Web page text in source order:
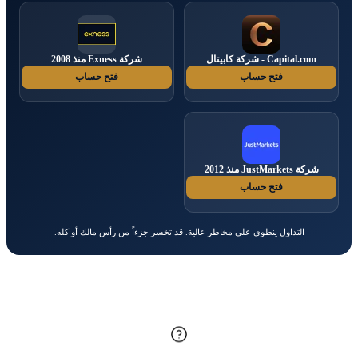
Capital.com - شركة كابيتال
فتح حساب
شركة Exness منذ 2008
فتح حساب
شركة JustMarkets منذ 2012
فتح حساب
التداول ينطوي على مخاطر عالية. قد تخسر جزءاً من رأس مالك أو كله.